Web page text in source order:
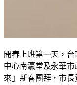
開春上班第一天，
中心南瀛堂及永華市
來」新春團拜，市